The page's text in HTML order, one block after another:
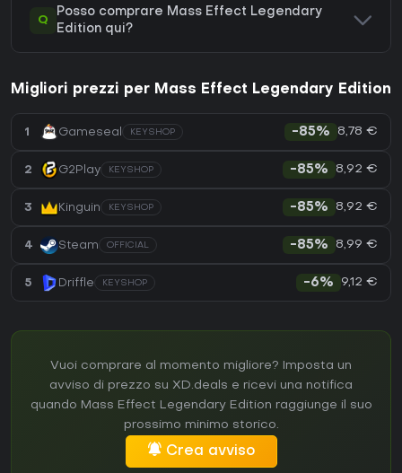
Q
Posso comprare Mass Effect Legendary
Edition qui?
Migliori prezzi per Mass Effect Legendary Edition
1 Gameseal KEYSHOP -85% 8,78 €
2 G2Play KEYSHOP -85% 8,92 €
3 Kinguin KEYSHOP -85% 8,92 €
4 Steam OFFICIAL -85% 8,99 €
5 Driffle KEYSHOP -6% 9,12 €
Vuoi comprare al momento migliore? Imposta un
avviso di prezzo su XD.deals e ricevi una notifica
quando Mass Effect Legendary Edition raggiunge il suo
prossimo minimo storico.
Crea avviso